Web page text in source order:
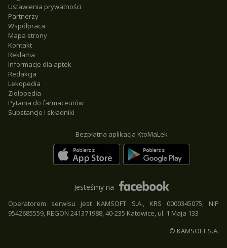
Ustawienia prywatności
Partnerzy
Współpraca
Mapa strony
Kontakt
Reklama
Informacje dla aptek
Redakcja
Lekopedia
Ziołopedia
Pytania do farmaceutów
Substancje i składniki
Bezpłatna aplikacja KtoMaLek
Jesteśmy na
Operatorem serwisu jest KAMSOFT S.A., KRS 0000345075, NIP
9542685559, REGON 241371988, 40-235 Katowice, ul. 1 Maja 133
© KAMSOFT S.A.